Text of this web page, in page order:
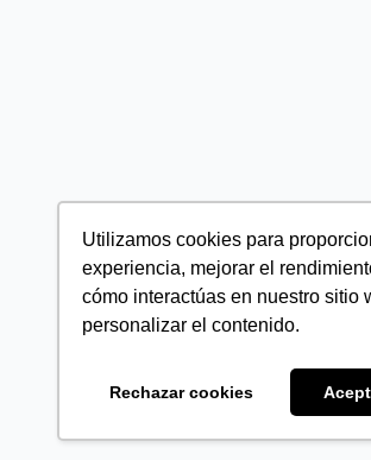
Utilizamos cookies para
experiencia, mejorar el
cómo interactúas en nuestro sitio
personalizar el contenido.
Rechazar cookies